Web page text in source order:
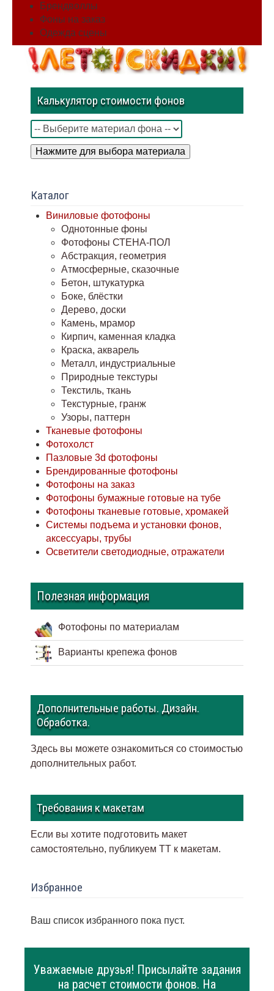
Брендволлы
Фоны на заказ
Одежда сцены
Калькулятор стоимости фонов
Нажмите для выбора материала
Каталог
Виниловые фотофоны
Однотонные фоны
Фотофоны СТЕНА-ПОЛ
Абстракция, геометрия
Атмосферные, сказочные
Бетон, штукатурка
Боке, блёстки
Дерево, доски
Камень, мрамор
Кирпич, каменная кладка
Краска, акварель
Металл, индустриальные
Природные текстуры
Текстиль, ткань
Текстурные, гранж
Узоры, паттерн
Тканевые фотофоны
Фотохолст
Пазловые 3d фотофоны
Брендированные фотофоны
Фотофоны на заказ
Фотофоны бумажные готовые на тубе
Фотофоны тканевые готовые, хромакей
Системы подъема и установки фонов,
аксессуары, трубы
Осветители светодиодные, отражатели
Полезная информация
Фотофоны по материалам
Варианты крепежа фонов
Дополнительные работы. Дизайн.
Обработка.
Здесь вы можете ознакомиться со стоимостью
дополнительных работ.
Требования к макетам
Если вы хотите подготовить макет
самостоятельно, публикуем ТТ к макетам.
Избранное
Ваш список избранного пока пуст.
Уважаемые друзья! Присылайте задания
на расчет стоимости фонов. На